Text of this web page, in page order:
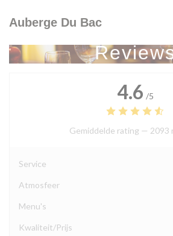
Auberge Du Bac
4.6 /5
Gemiddelde rating — 2093
Service
Atmosfeer
Menu's
Kwaliteit/Prijs